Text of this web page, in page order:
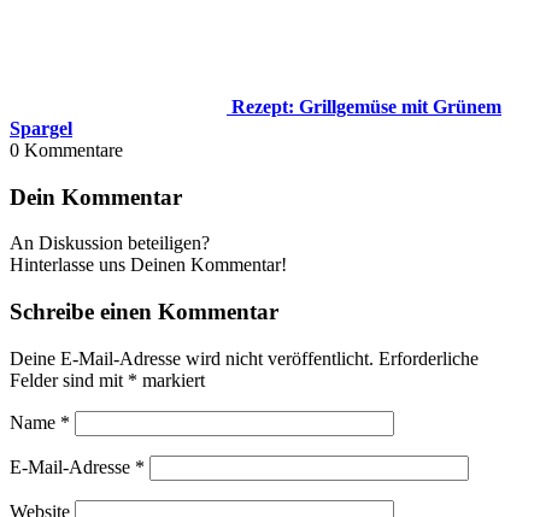
Rezept: Grillgemüse mit Grünem
Spargel
0 Kommentare
Dein Kommentar
An Diskussion beteiligen?
Hinterlasse uns Deinen Kommentar!
Schreibe einen Kommentar
Deine E-Mail-Adresse wird nicht veröffentlicht. Erforderliche
Felder sind mit * markiert
Name *
E-Mail-Adresse *
Website